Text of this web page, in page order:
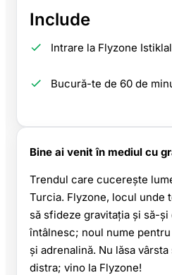
Include
Intrare la Flyzone Istiklal
Bucură-te de 60 de
Bine ai venit în mediul cu
Trendul care cucerește
Turcia. Flyzone, locul unde
să sfideze gravitația și să-
întâlnesc; noul nume
și adrenalină. Nu lăsa
distra; vino la Flyzone!